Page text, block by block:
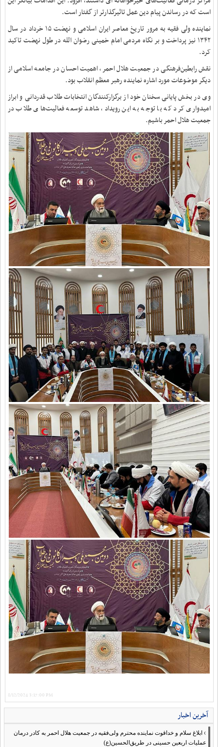
است که در رساندن پیام دین عمل تاثیرگذارتر از گفتار است.
نماینده ولی فقیه به مرور تاریخ معاصر ایران اسلامی و نهضت ۱۵ خرداد در سال
۱۳۴۲ نیز پرداخت و بر نگاه مردمی امام خمینی رضوان الله در طول نهضت تاکید
کرد.
نقش رابطین‌فرهنگی در جمعیت هلال احمر، اهمیت احسان در جامعه اسلامی از
دیگر موضوعات مورد اشاره نماینده رهبر معظم انقلاب بود.
وی در بخش پایانی سخنان خود از برگزارکنندگان انتخابات طلاب قدردانی و ابراز
امیدواری کرد که با توجه به این رویداد، شاهد توسعه فعالیت‌های طلاب در
جمعیت هلال احمر باشیم.
8/12/2024 3:17:00 PM
آخرین اخبار
› ابلاغ سلام و خداقوت نماینده محترم ولی‌فقیه در جمعیت هلال احمر به کادر درمان
عملیات اربعین حسینی در طریق‌الحسین(ع)